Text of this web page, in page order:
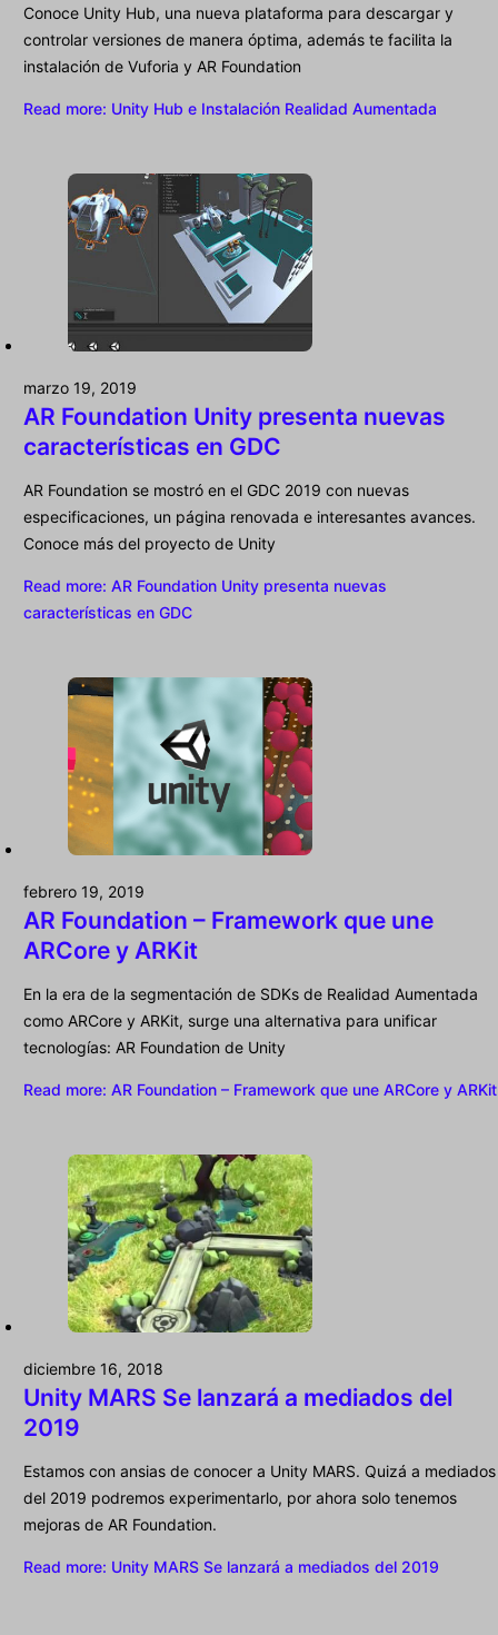
Conoce Unity Hub, una nueva plataforma para descargar y
controlar versiones de manera óptima, además te facilita la
instalación de Vuforia y AR Foundation
Read more: Unity Hub e Instalación Realidad Aumentada
marzo 19, 2019
AR Foundation Unity presenta nuevas
características en GDC
AR Foundation se mostró en el GDC 2019 con nuevas
especificaciones, un página renovada e interesantes avances.
Conoce más del proyecto de Unity
Read more: AR Foundation Unity presenta nuevas
características en GDC
febrero 19, 2019
AR Foundation – Framework que une
ARCore y ARKit
En la era de la segmentación de SDKs de Realidad Aumentada
como ARCore y ARKit, surge una alternativa para unificar
tecnologías: AR Foundation de Unity
Read more: AR Foundation – Framework que une ARCore y ARKit
diciembre 16, 2018
Unity MARS Se lanzará a mediados del
2019
Estamos con ansias de conocer a Unity MARS. Quizá a mediados
del 2019 podremos experimentarlo, por ahora solo tenemos
mejoras de AR Foundation.
Read more: Unity MARS Se lanzará a mediados del 2019